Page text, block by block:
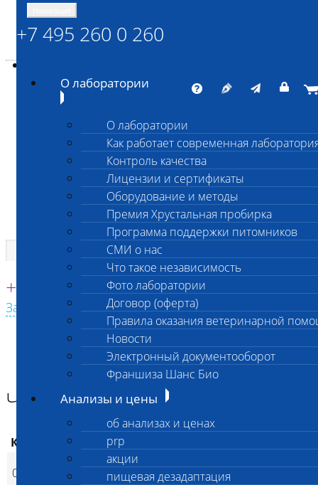
ШАНС БИО
Независимая ветеринарная лаборатория
Единая круглосуточная справочная
+7 495 260 0 260
Заказать звонок с сайта
+7 495 260 0 260
О лаборатории
О лаборатории
Как работает современная
Контроль качества
Лицензии и сертификаты
Оборудование и методы
Премия Хрустальная пробирка
Программа поддержки питомников
СМИ о нас
Что такое независимость
Фото лаборатории
Договор (оферта)
Правила оказания ветеринарной
Новости
Электронный документооборот
Франшиза Шанс Био
Анализы и цены
об анализах и ценах
prp
акции
пищевая дезадаптация
Главная страница
Анализы и цены
ИНФЕКЦИИ И ИНВАЗИИ (ПЦР)
Чума плотоядных ПЦР
Чума плотоядных ПЦР
Код Наименование услуг
028
Чума плотоядных
1 100 p (